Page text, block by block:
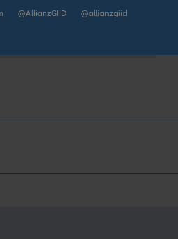
@AllianzGIID @allianzgiid